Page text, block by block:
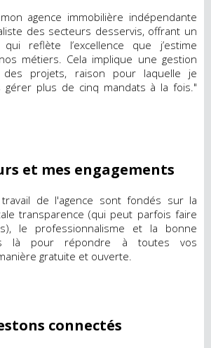
agence immobilière indépendante
des secteurs desservis, offrant un
qui reflète l’excellence que j’estime
métiers. Cela implique une gestion
projets, raison pour laquelle je
gérer plus de cinq mandats à la fois."
et mes engagements
de l'agence sont fondés sur la
transparence (qui peut parfois faire
le professionnalisme et la bonne
là pour répondre à toutes vos
gratuite et ouverte.
connectés